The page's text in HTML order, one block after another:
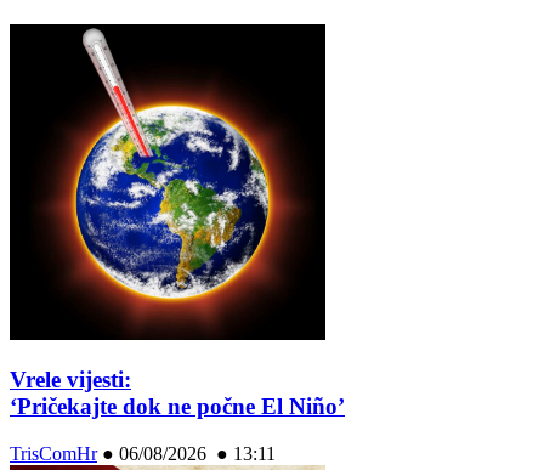
Vrele vijesti:
‘Pričekajte dok ne počne El Niño’
TrisComHr● 06/08/2026 ● 13:11